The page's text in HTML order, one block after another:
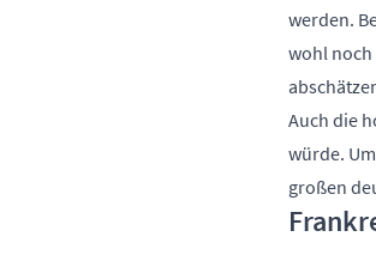
werden.
wohl noch
Auch die
würde.
großen